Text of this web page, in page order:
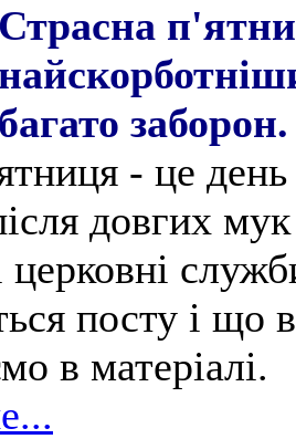
Страсна
багато заборон.
- це
довгих
церковні
посту і що
в матеріалі.